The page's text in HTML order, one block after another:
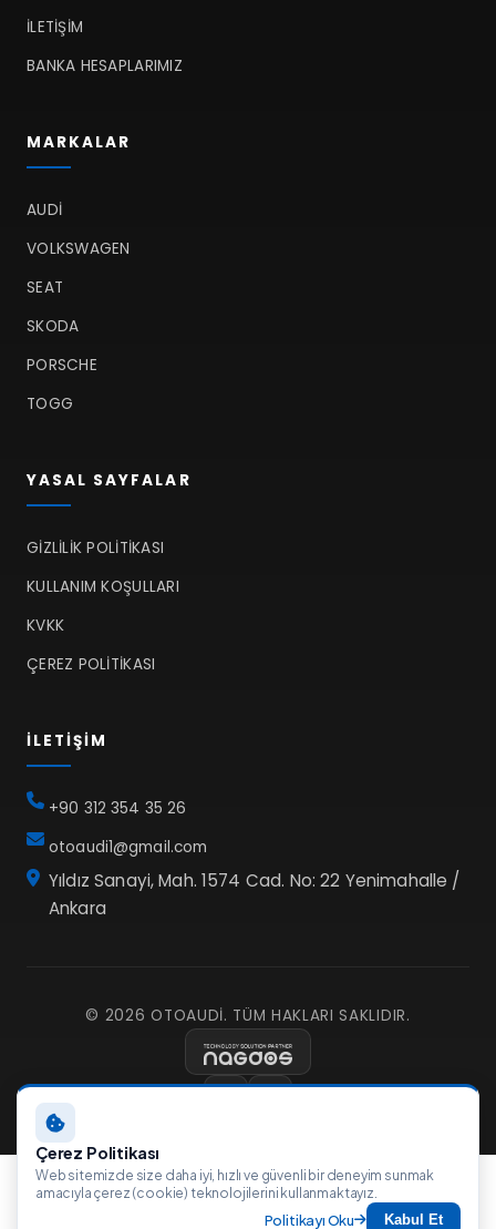
İLETIŞIM
BANKA HESAPLARIMIZ
MARKALAR
AUDI
VOLKSWAGEN
SEAT
SKODA
PORSCHE
TOGG
YASAL SAYFALAR
GIZLILIK POLITIKASI
KULLANIM KOŞULLARI
KVKK
ÇEREZ POLITIKASI
İLETIŞIM
+90 312 354 35 26
otoaudi1@gmail.com
Yıldız Sanayi, Mah. 1574 Cad. No: 22 Yenimahalle /
Ankara
© 2026 OTOAUDI. TÜM HAKLARI SAKLIDIR.
Çerez Politikası
Web sitemizde size daha iyi, hızlı ve güvenli bir deneyim sunmak
amacıyla çerez (cookie) teknolojilerini kullanmaktayız.
Politikayı Oku Kabul Et